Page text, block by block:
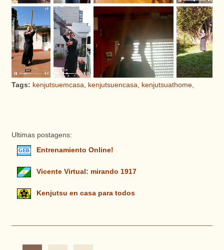
Tags: kenjutsuemcasa, kenjutsuencasa, kenjutsuathome,
Ultimas postagens:
Entrenamiento Online!
Vicente Virtual: mirando 1917
Kenjutsu en casa para todos